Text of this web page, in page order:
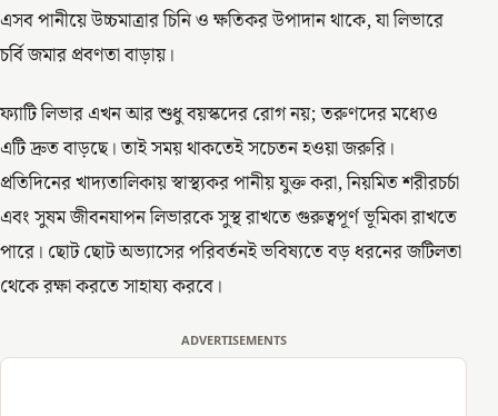
এসব পানীয়ে উচ্চমাত্রার চিনি ও ক্ষতিকর উপাদান থাকে, যা লিভারে
চর্বি জমার প্রবণতা বাড়ায়।
ফ্যাটি লিভার এখন আর শুধু বয়স্কদের রোগ নয়; তরুণদের মধ্যেও
এটি দ্রুত বাড়ছে। তাই সময় থাকতেই সচেতন হওয়া জরুরি।
প্রতিদিনের খাদ্যতালিকায় স্বাস্থ্যকর পানীয় যুক্ত করা, নিয়মিত শরীরচর্চা
এবং সুষম জীবনযাপন লিভারকে সুস্থ রাখতে গুরুত্বপূর্ণ ভূমিকা রাখতে
পারে। ছোট ছোট অভ্যাসের পরিবর্তনই ভবিষ্যতে বড় ধরনের জটিলতা
থেকে রক্ষা করতে সাহায্য করবে।
ADVERTISEMENTS